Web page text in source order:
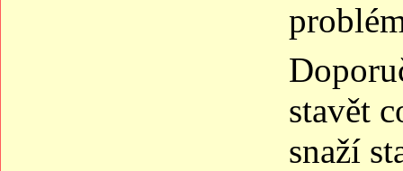
stavět
snaží